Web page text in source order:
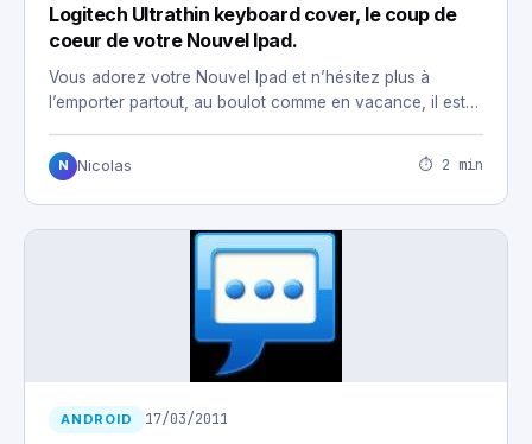
Logitech Ultrathin keyboard cover, le coup de
coeur de votre Nouvel Ipad.
Vous adorez votre Nouvel Ipad et n’hésitez plus à
l’emporter partout, au boulot comme en vacance, il est…
N Nicolas ⏱ 2 min
ANDROID 17/03/2011